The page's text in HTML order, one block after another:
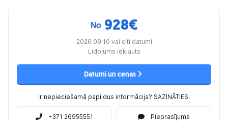
No 928€
2026 09 10 vai citi datumi
Lidojums iekļauts
Datumi un cenas
Ir nepieciešamā papildus informācija? SAZINĀTIES:
+371 26955551 Pieprasījums